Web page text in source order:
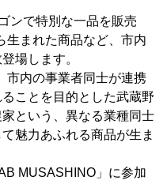
ンで特別な一品を販売
生まれた商品など、市内
場します。
市内の事業者同士が連携
ことを目的とした武蔵野
という、異なる業種同士
魅力あふれる商品が生ま
MUSASHINO」に参加